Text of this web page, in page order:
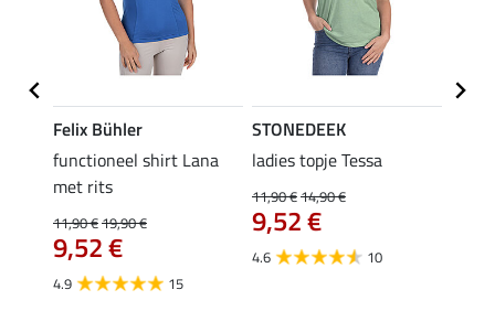
Felix Bühler
functioneel shirt Lana
met rits
11,90 €19,90 €
9,52 €
4.9 15
STONEDEEK
ladies topje Tessa
11,90 €14,90 €
9,52 €
4.6 10